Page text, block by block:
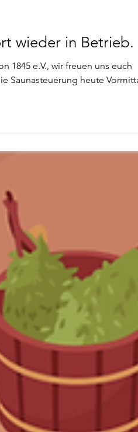
1845 e.V., wir freuen uns euch
Saunasteuerung heute